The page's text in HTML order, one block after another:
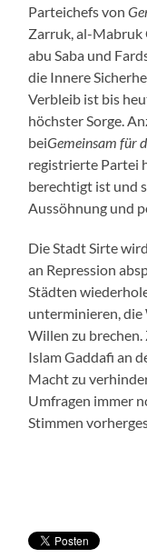
Parteichefs von
Zarruk, al-Mabruk
abu Saba und
die Innere
Verbleib ist bis
höchster Sorge.
beiGemeinsam für
registrierte Partei
berechtigt ist und
Aussöhnung und
Die Stadt Sirte
an Repression
Städten
unterminieren, die
Willen zu brechen.
Islam Gaddafi an
Macht zu
Umfragen immer
Stimmen